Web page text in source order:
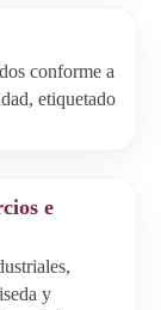
conforme a
etiquetado
e
y